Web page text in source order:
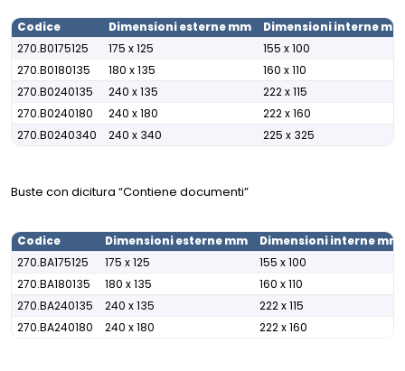
Codice Dimensioni esterne mm Dimensioni interne mm
270.B0175125 175 x 125
155 x 100
270.B0180135
180 x 135
160 x 110
270.B0240135
240 x 135
222 x 115
270.B0240180
240 x 180
222 x 160
270.B0240340
240 x 340 225 x 325
Buste con dicitura “Contiene documenti”
Codice Dimensioni esterne mm Dimensioni interne mm
270.BA175125 175 x 125
155 x 100
270.BA180135
180 x 135
160 x 110
270.BA240135
240 x 135
222 x 115
270.BA240180
240 x 180 222 x 160